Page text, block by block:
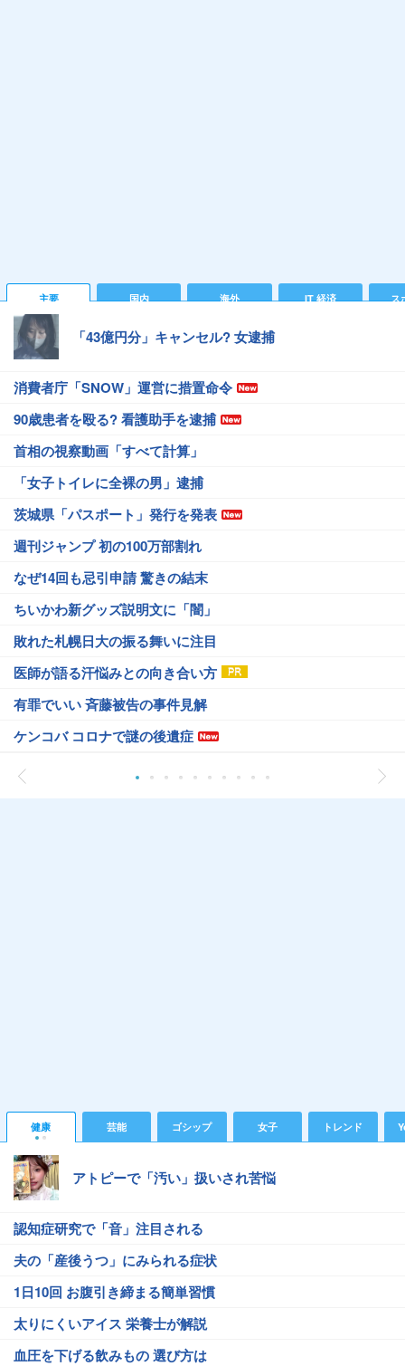
主要 国内 海外 IT 経済 ス
「43億円分」キャンセル? 女逮捕
消費者庁「SNOW」運営に措置命令
90歳患者を殴る? 看護助手を逮捕
首相の視察動画「すべて計算」
「女子トイレに全裸の男」逮捕
茨城県「パスポート」発行を発表
週刊ジャンプ 初の100万部割れ
なぜ14回も忌引申請 驚きの結末
ちいかわ新グッズ説明文に「闇」
敗れた札幌日大の振る舞いに注目
医師が語る汗悩みとの向き合い方
有罪でいい 斉藤被告の事件見解
ケンコバ コロナで謎の後遺症
健康 芸能 ゴシップ 女子 トレンド
アトピーで「汚い」扱いされ苦悩
認知症研究で「音」注目される
夫の「産後うつ」にみられる症状
1日10回 お腹引き締まる簡単習慣
太りにくいアイス 栄養士が解説
血圧を下げる飲みもの 選び方は